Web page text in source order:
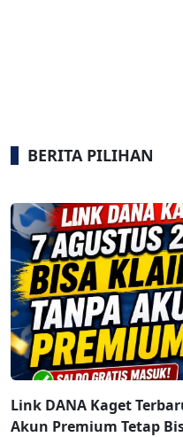
BERITA PILIHAN
Link DANA Kaget
Akun Premium Tetap